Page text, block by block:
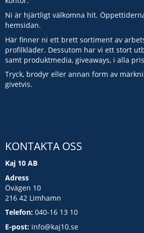
Ni är hjärtligt välkomna hit.
hemsidan.
Här finner ni ett brett sortiment av
profilkläder. Dessutom har vi ett stort
samt produktmedia, giveaways, i alla
Tryck, brodyr eller annan form av
givetvis.
KONTAKTA OSS
Kaj 10 AB
Adress
Övägen 10
216 42 Limhamn
Telefon: 040-16 13 10
E-post: info@kaj10.se